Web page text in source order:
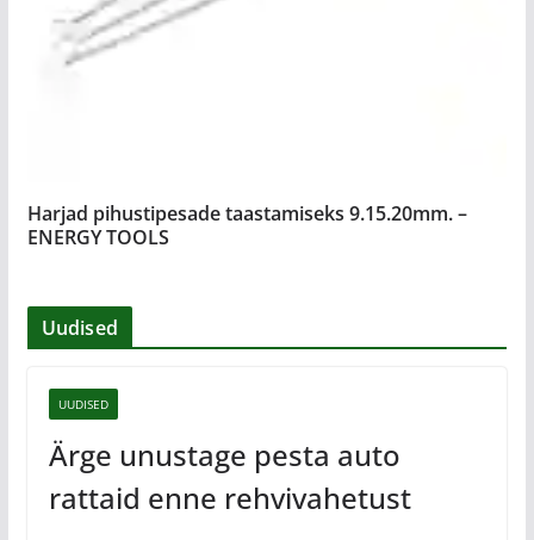
Harjad pihustipesade taastamiseks 9.15.20mm. –
ENERGY TOOLS
Uudised
UUDISED
Ärge unustage pesta auto
rattaid enne rehvivahetust